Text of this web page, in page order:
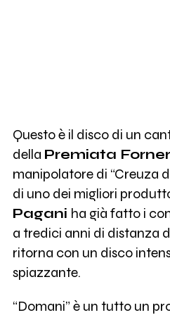
Questo è il disco di un
della Premiata
manipolatore di “Creuza
di uno dei migliori
Pagani ha già fatto i
a tredici anni di distanza
ritorna con un disco
spiazzante.
“Domani” è un tutto un